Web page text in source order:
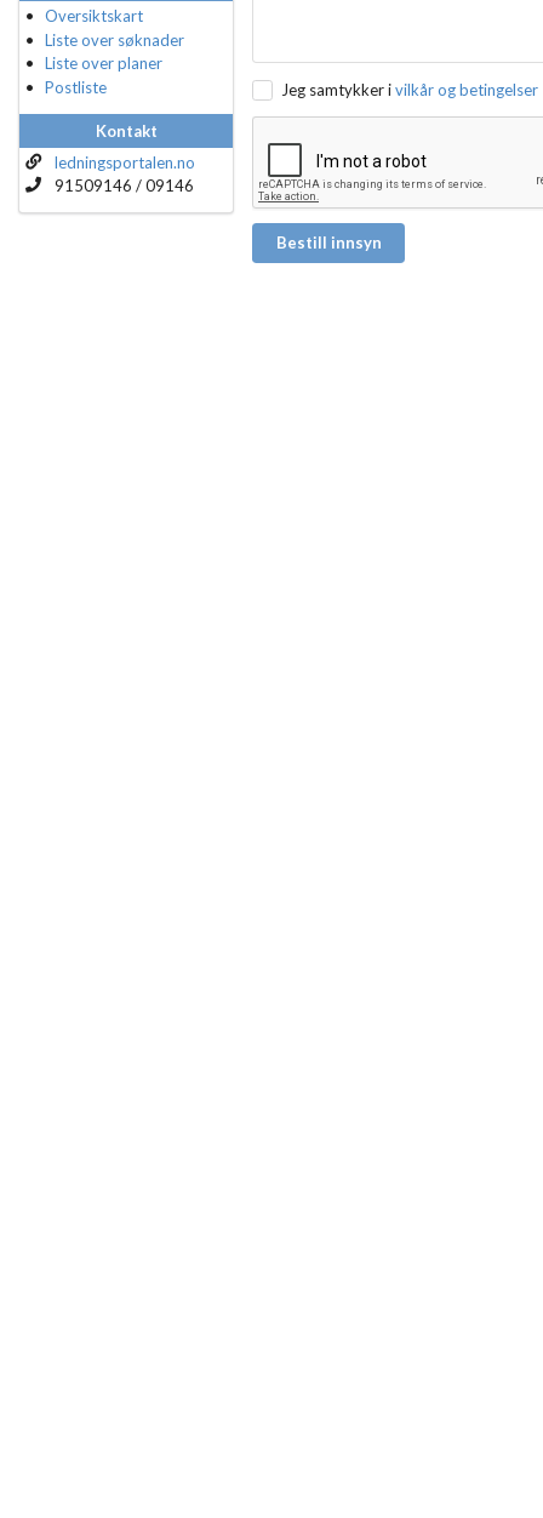
Oversiktskart
Liste over søknader
Liste over planer
Postliste
Kontakt
ledningsportalen.no
91509146 / 09146
Jeg samtykker i vilkår og betingelser
Bestill innsyn